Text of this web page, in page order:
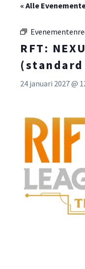
« Alle
RFT:
24 januari 2027 @